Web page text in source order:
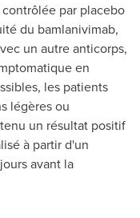
par placebo
du bamlanivimab,
un autre anticorps,
en
les patients
légères ou
un résultat positif
à partir d'un
avant la